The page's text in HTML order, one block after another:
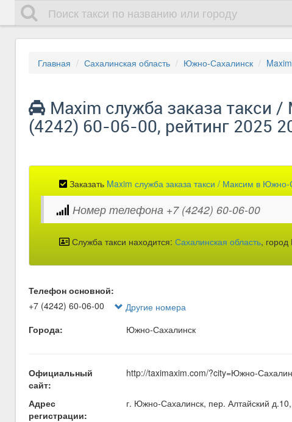
Главная Сахалинская область Южно-Сахалинск
Maxim служба заказа
(4242) 60-06-00, рейтинг 2025
Заказать Maxim служба заказа такси / Максим в
Номер телефона +7 (4242) 60-06-00
Служба такси находится: Сахалинская область,
Телефон основной:
+7 (4242) 60-06-00
Другие номера
Города:
Южно-Сахалинск
Официальный
сайт:
http://taximaxim.com/?city=Южно-
Адрес
регистрации:
г. Южно-Сахалинск, пер. Алтайский